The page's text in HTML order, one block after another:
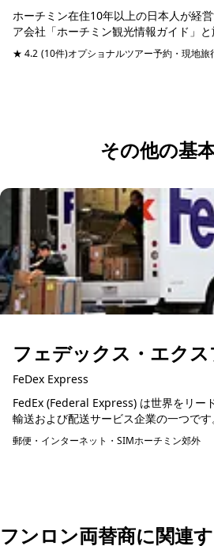
ホーチミン在住10年以上の日本人が経
ア会社「ホーチミン観光情報ガイド」
「サイゴン・ブルートラベル」は、自然
ナム体験だけでなく、もっとベトナムの
★ 4.2 (10件)オプショナルツアー予約・現地旅
その他の基
フェデックス・エクス
FeDex Express
FedEx (Federal Express) は世界をリー
輸送および配送サービス企業の一つです
にわたる輸送業界での経験を持ち、
かつ強力なグローバルネット...
郵便・インターネット・SIMホーチミン郊外
フンロン両替商に関連